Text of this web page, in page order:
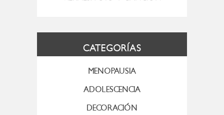
CATEGORÍAS
MENOPAUSIA
ADOLESCENCIA
DECORACIÓN